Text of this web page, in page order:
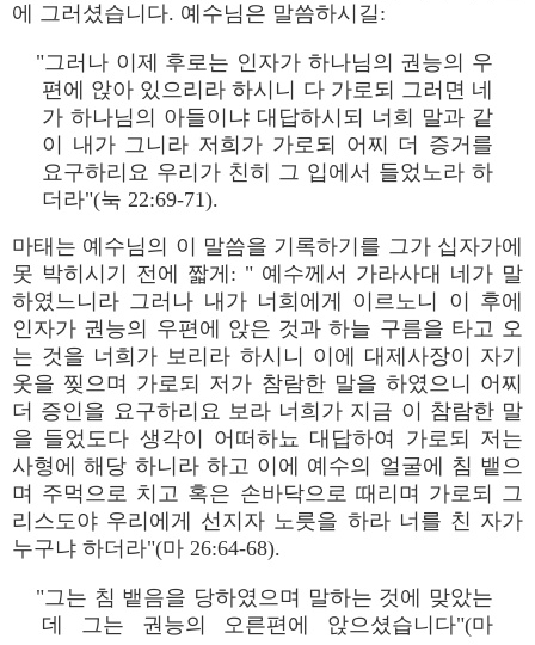
에 그러셨습니다. 예수님은 말씀하시길:
"그러나 이제 후로는 인자가 하나님의 권능의 우
편에 앉아 있으리라 하시니 다 가로되 그러면 네
가 하나님의 아들이냐 대답하시되 너희 말과 같
이 내가 그니라 저희가 가로되 어찌 더 증거를
요구하리요 우리가 친히 그 입에서 들었노라 하
더라"(눅 22:69-71).
마태는 예수님의 이 말씀을 기록하기를 그가 십자가에
못 박히시기 전에 짧게: " 예수께서 가라사대 네가 말
하였느니라 그러나 내가 너희에게 이르노니 이 후에
인자가 권능의 우편에 앉은 것과 하늘 구름을 타고 오
는 것을 너희가 보리라 하시니 이에 대제사장이 자기
옷을 찢으며 가로되 저가 참람한 말을 하였으니 어찌
더 증인을 요구하리요 보라 너희가 지금 이 참람한 말
을 들었도다 생각이 어떠하뇨 대답하여 가로되 저는
사형에 해당 하니라 하고 이에 예수의 얼굴에 침 뱉으
며 주먹으로 치고 혹은 손바닥으로 때리며 가로되 그
리스도야 우리에게 선지자 노릇을 하라 너를 친 자가
누구냐 하더라"(마 26:64-68).
"그는 침 뱉음을 당하였으며 말하는 것에 맞았는
데 그는 권능의 오른편에 앉으셨습니다"(마